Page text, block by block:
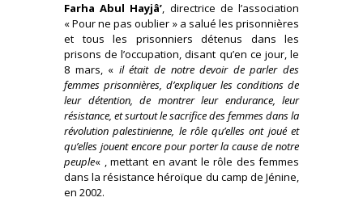
Farha Abul Hayjâ’, directrice de l’association
« Pour ne pas oublier » a salué les prisonnières
et tous les prisonniers détenus dans les
prisons de l’occupation, disant qu’en ce jour, le
8 mars, « il était de notre devoir de parler des
femmes prisonnières, d’expliquer les conditions de
leur détention, de montrer leur endurance, leur
résistance, et surtout le sacrifice des femmes dans la
révolution palestinienne, le rôle qu’elles ont joué et
qu’elles jouent encore pour porter la cause de notre
peuple« , mettant en avant le rôle des femmes
dans la résistance héroïque du camp de Jénine,
en 2002.